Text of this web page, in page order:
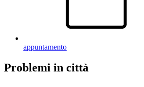
appuntamento
Problemi in città